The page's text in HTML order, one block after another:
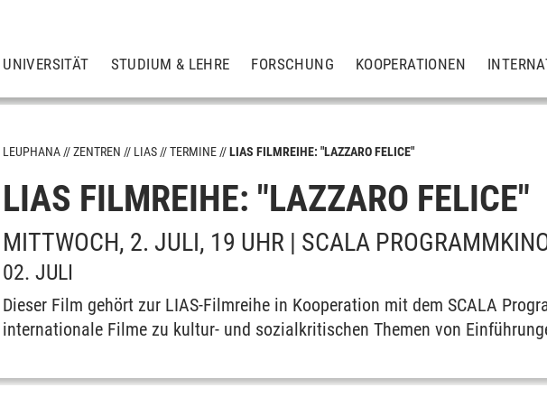
UNIVERSITÄT STUDIUM & LEHRE FORSCHUNG KOOPERATIONEN
Fellows
Ausschreibung Fellowships
Fellow-Programm
Veranstaltungen
Mediathek
LEUPHANA ZENTREN LIAS TERMINE LIAS FILMREIHE: "LAZZARO FELICE"
LIAS FILMREIHE: "LAZZARO FELICE"
MITTWOCH, 2. JULI, 19 UHR | SCALA
02. JULI
Dieser Film gehört zur LIAS-Filmreihe in Kooperation mit dem SCALA
internationale Filme zu kultur- und sozialkritischen Themen von